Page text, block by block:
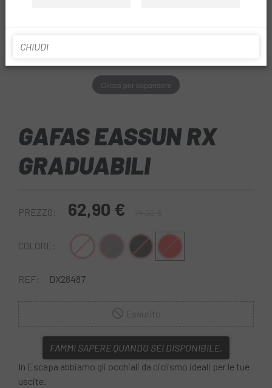
Clicca per espandere
GAFAS EASSUN RX
GRADUABILI
PREZZO: 62,90 €
COLORE: Nero bianco Nero gialloRosso nero
REF: DX28487
FAMMI SAPERE QUANDO SEI DISPONIBILE.
CHIUDI
In Escapa abbiamo gli occhiali da ciclismo ideali per le tue
uscite.